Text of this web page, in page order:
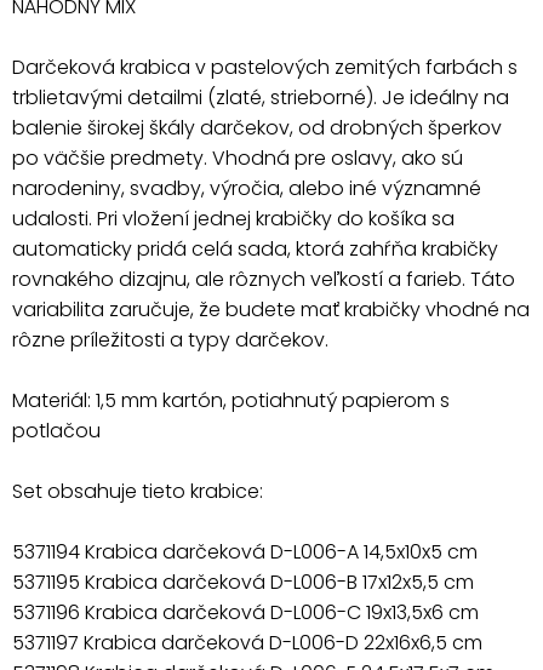
NÁHODNÝ MIX
Darčeková krabica v pastelových zemitých farbách s
trblietavými detailmi (zlaté, strieborné). Je ideálny na
balenie širokej škály darčekov, od drobných šperkov
po väčšie predmety. Vhodná pre oslavy, ako sú
narodeniny, svadby, výročia, alebo iné významné
udalosti. Pri vložení jednej krabičky do košíka sa
automaticky pridá celá sada, ktorá zahŕňa krabičky
rovnakého dizajnu, ale rôznych veľkostí a farieb. Táto
variabilita zaručuje, že budete mať krabičky vhodné na
rôzne príležitosti a typy darčekov.
Materiál: 1,5 mm kartón, potiahnutý papierom s
potlačou
Set obsahuje tieto krabice:
5371194 Krabica darčeková D-L006-A 14,5x10x5 cm
5371195 Krabica darčeková D-L006-B 17x12x5,5 cm
5371196 Krabica darčeková D-L006-C 19x13,5x6 cm
5371197 Krabica darčeková D-L006-D 22x16x6,5 cm